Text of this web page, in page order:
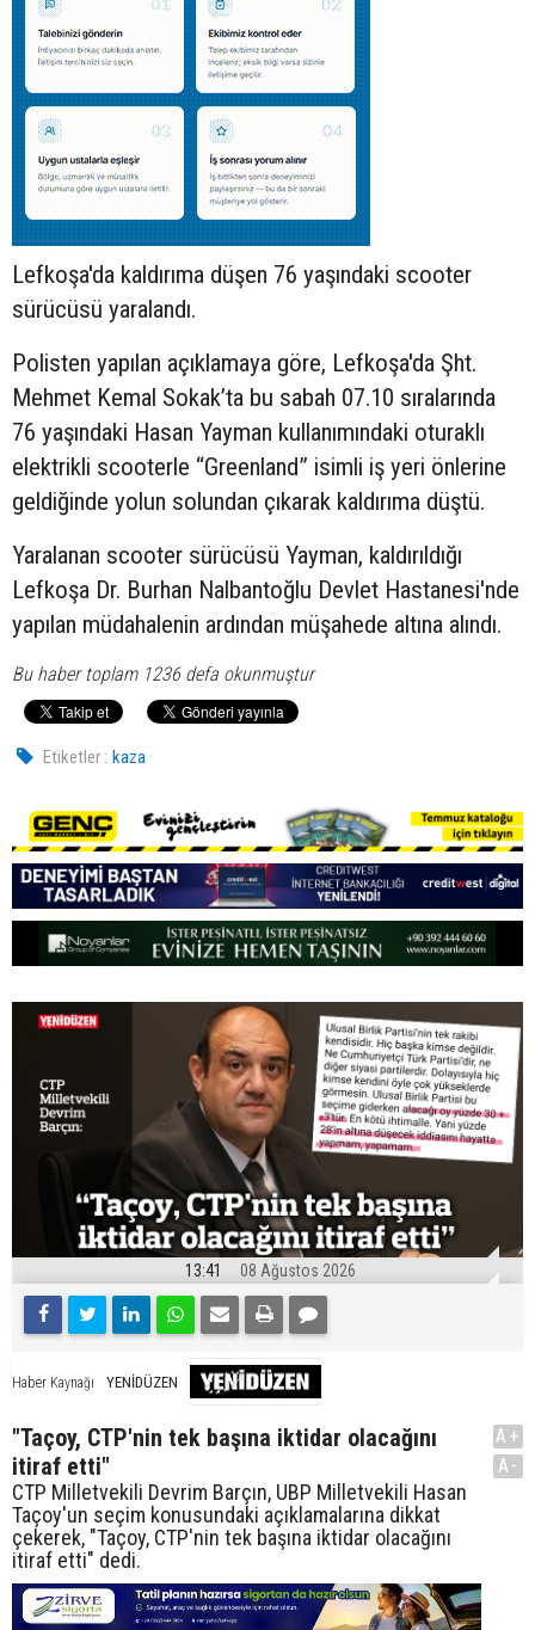
Lefkoşa'da kaldırıma düşen 76 yaşındaki scooter
sürücüsü yaralandı.
Polisten yapılan açıklamaya göre, Lefkoşa'da Şht.
Mehmet Kemal Sokak’ta bu sabah 07.10 sıralarında
76 yaşındaki Hasan Yayman kullanımındaki oturaklı
elektrikli scooterle “Greenland” isimli iş yeri önlerine
geldiğinde yolun solundan çıkarak kaldırıma düştü.
Yaralanan scooter sürücüsü Yayman, kaldırıldığı
Lefkoşa Dr. Burhan Nalbantoğlu Devlet Hastanesi'nde
yapılan müdahalenin ardından müşahede altına alındı.
Bu haber toplam 1236 defa okunmuştur
Etiketler : kaza
13:41 08 Ağustos 2026
Haber Kaynağı YENİDÜZEN
"Taçoy, CTP'nin tek başına iktidar olacağını
itiraf etti"
CTP Milletvekili Devrim Barçın, UBP Milletvekili Hasan
Taçoy'un seçim konusundaki açıklamalarına dikkat
çekerek, "Taçoy, CTP'nin tek başına iktidar olacağını
itiraf etti" dedi.
A+
A-